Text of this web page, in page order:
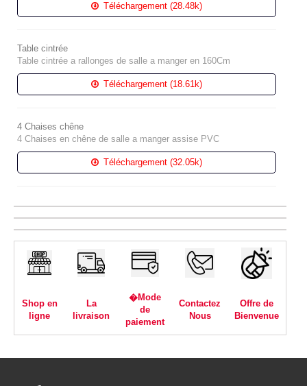
Téléchargement (28.48k)
Table cintrée
Table cintrée a rallonges de salle a manger en 160Cm
Téléchargement (18.61k)
4 Chaises chêne
4 Chaises en chêne de salle a manger assise PVC
Téléchargement (32.05k)
Shop en
ligne
La
livraison
�Mode
de
paiement
Contactez
Nous
Offre de
Bienvenue